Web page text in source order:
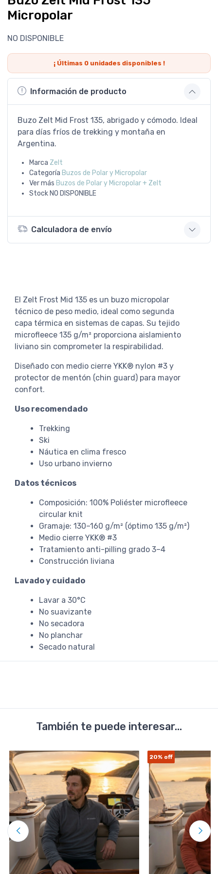
Micropolar
NO DISPONIBLE
¡ Últimas 0unidades disponibles !
Información de producto
Buzo Zelt Mid Frost 135, abrigado y cómodo. Ideal
para días fríos de trekking y montaña en
Argentina.
Marca Zelt
Categoría Buzos de Polar y Micropolar
Ver más Buzos de Polar y Micropolar + Zelt
Stock NO DISPONIBLE
Calculadora de envío
El Zelt Frost Mid 135 es un buzo micropolar
técnico de peso medio, ideal como segunda
capa térmica en sistemas de capas. Su tejido
microfleece 135 g/m² proporciona aislamiento
liviano sin comprometer la respirabilidad.
Diseñado con medio cierre YKK® nylon #3 y
protector de mentón (chin guard) para mayor
confort.
Uso recomendado
Trekking
Ski
Náutica en clima fresco
Uso urbano invierno
Datos técnicos
Composición: 100% Poliéster microfleece
circular knit
Gramaje: 130–160 g/m² (óptimo 135 g/m²)
Medio cierre YKK® #3
Tratamiento anti-pilling grado 3–4
Construcción liviana
Lavado y cuidado
Lavar a 30°C
No suavizante
No secadora
No planchar
Secado natural
También te puede interesar...
20% off